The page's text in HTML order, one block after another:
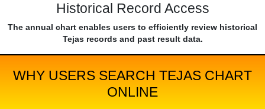
Historical Record Access
The annual chart enables users to efficiently review historical
Tejas records and past result data.
WHY USERS SEARCH TEJAS CHART
ONLINE